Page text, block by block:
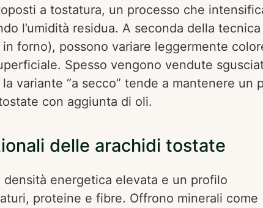
a tostatura, un processo che
l’umidità residua. A seconda della tecnica
forno), possono variare leggermente
Spesso vengono vendute
variante “a secco” tende a mantenere un
con aggiunta di oli.
delle arachidi tostate
energetica elevata e un profilo
proteine e fibre. Offrono minerali come